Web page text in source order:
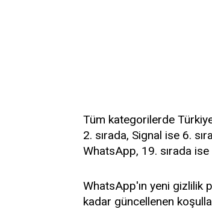
Tüm kategorilerde
2. sırada, Signal ise 6.
WhatsApp, 19. sırada
WhatsApp'ın yeni gizlilik
kadar güncellenen